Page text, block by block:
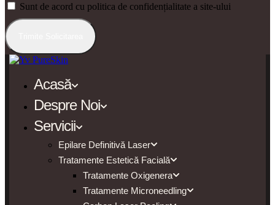
Sunt de acord cu politica de confidențialitate a site-ului
Acasă
Despre Noi
Servicii
Epilare Definitivă Laser
Tratamente Estetică Facială
Tratamente Oxigenera
Tratamente Microneedling